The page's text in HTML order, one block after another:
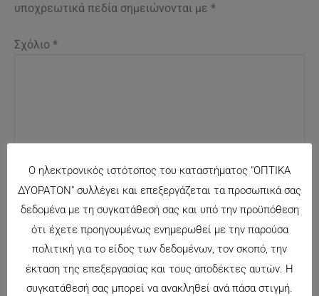
υποχρεωτικά πεδία σημειώνονται με *
Σχόλιο *
Όνομα*
Αποθήκευσε
το όνομά μου,
Ο ηλεκτρονικός ιστότοπος του καταστήματος "ΟΠΤΙΚΑ
ΔΥΟΡΑΤΟΝ" συλλέγει και επεξεργάζεται τα προσωπικά σας
δεδομένα με τη συγκατάθεσή σας και υπό την προϋπόθεση
ότι έχετε προηγουμένως ενημερωθεί με την παρούσα
πολιτική για το είδος των δεδομένων, τον σκοπό, την
έκταση της επεξεργασίας και τους αποδέκτες αυτών. Η
συγκατάθεσή σας μπορεί να ανακληθεί ανά πάσα στιγμή.